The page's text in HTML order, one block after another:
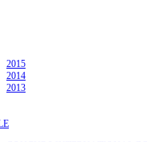
2015
2014
2013